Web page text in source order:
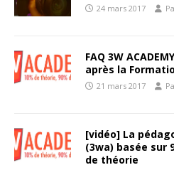
24 mars 2017
FAQ 3W
après la
21 mars 2017
[vidéo] La
(3wa) basée sur
de théorie